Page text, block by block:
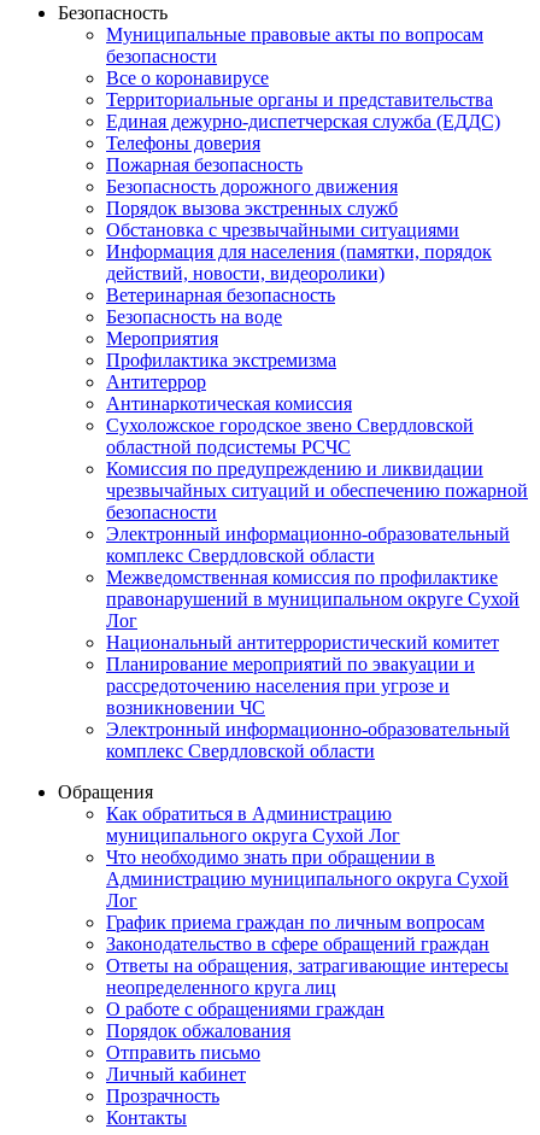
Безопасность
Муниципальные правовые акты по вопросам
безопасности
Все о коронавирусе
Территориальные органы и представительства
Единая дежурно-диспетчерская служба (ЕДДС)
Телефоны доверия
Пожарная безопасность
Безопасность дорожного движения
Порядок вызова экстренных служб
Обстановка с чрезвычайными ситуациями
Информация для населения (памятки, порядок
действий, новости, видеоролики)
Ветеринарная безопасность
Безопасность на воде
Мероприятия
Профилактика экстремизма
Антитеррор
Антинаркотическая комиссия
Сухоложское городское звено Свердловской
областной подсистемы РСЧС
Комиссия по предупреждению и ликвидации
чрезвычайных ситуаций и обеспечению пожарной
безопасности
Электронный информационно-образовательный
комплекс Cвердловской области
Межведомственная комиссия по профилактике
правонарушений в муниципальном округе Сухой
Лог
Национальный антитеррористический комитет
Планирование мероприятий по эвакуации и
рассредоточению населения при угрозе и
возникновении ЧС
Электронный информационно-образовательный
комплекс Свердловской области
Обращения
Как обратиться в Администрацию
муниципального округа Сухой Лог
Что необходимо знать при обращении в
Администрацию муниципального округа Сухой
Лог
График приема граждан по личным вопросам
Законодательство в сфере обращений граждан
Ответы на обращения, затрагивающие интересы
неопределенного круга лиц
О работе с обращениями граждан
Порядок обжалования
Отправить письмо
Личный кабинет
Прозрачность
Контакты